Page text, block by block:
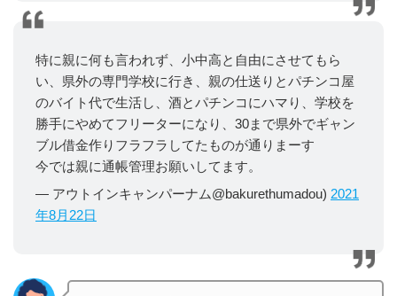
特に親に何も言われず、小中高と自由にさせてもら
い、県外の専門学校に行き、親の仕送りとパチンコ屋
のバイト代で生活し、酒とパチンコにハマり、学校を
勝手にやめてフリーターになり、30まで県外でギャン
ブル借金作りフラフラしてたものが通りまーす
今では親に通帳管理お願いしてます。
— アウトインキャンパーナム@bakurethumadou) 2021
年8月22日